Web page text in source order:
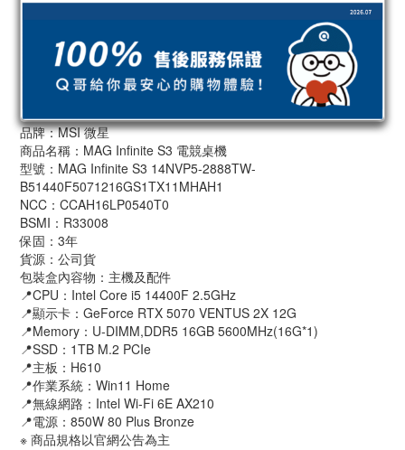
品牌：MSI 微星
商品名稱：MAG Infinite S3 電競桌機
型號：MAG Infinite S3 14NVP5-2888TW-
B51440F5071216GS1TX11MHAH1
NCC：CCAH16LP0540T0
BSMI：R33008
保固：3年
貨源：公司貨
包裝盒內容物：主機及配件
📍CPU：Intel Core i5 14400F 2.5GHz
📍顯示卡：GeForce RTX 5070 VENTUS 2X 12G
📍Memory：U-DIMM,DDR5 16GB 5600MHz(16G*1)
📍SSD：1TB M.2 PCIe
📍主板：H610
📍作業系統：Win11 Home
📍無線網路：Intel Wi-Fi 6E AX210
📍電源：850W 80 Plus Bronze
※ 商品規格以官網公告為主